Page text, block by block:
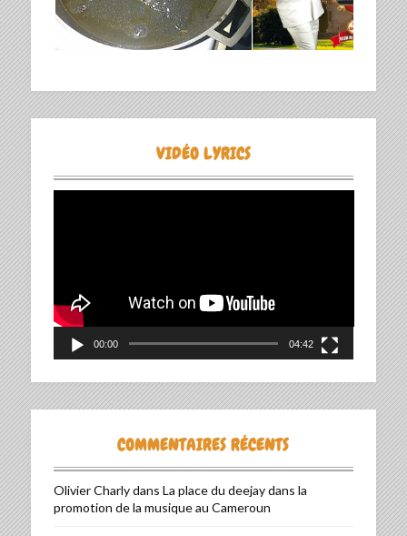
VIDÉO LYRICS
00:00 04:42
COMMENTAIRES RÉCENTS
Olivier Charlydans La place du deejay dans la
promotion de la musique au Cameroun